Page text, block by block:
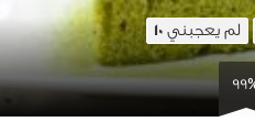
لم يعجبني10